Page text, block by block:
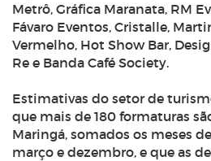
Metrô, Gráfica Maranata, RM
Fávaro Eventos, Cristalle,
Vermelho, Hot Show Bar,
Re e Banda Café Society.
Estimativas do setor de
que mais de 180 formaturas
Maringá, somados os meses
março e dezembro, e que as